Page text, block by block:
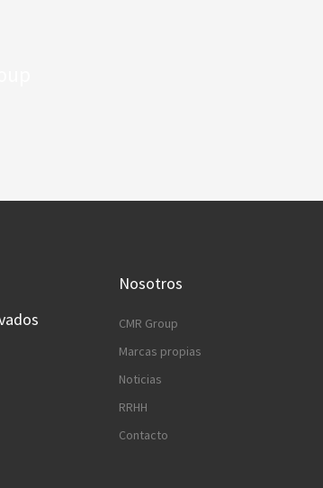
Nosotros
CMR Group
Marcas propias
Noticias
RRHH
Contacto